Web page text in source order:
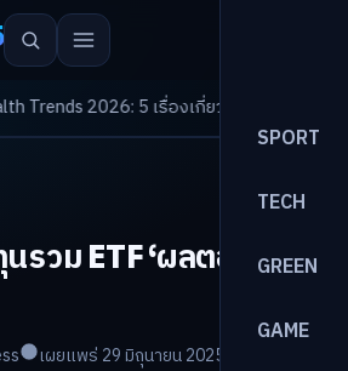
SPORT
TECH
GREEN
GAME
2026: 5 เรื่องเกี่ยวกับการแพทย์ที่ควรรู้
รวม ETF ‘ผลตอบแทน’
เผยแพร่ 29 มิถุนายน 2025